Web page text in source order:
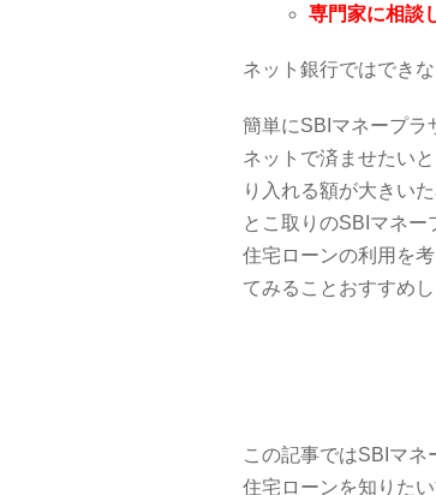
専門家に相談
ネット銀行ではでき
簡単にSBIマネープラ
ネットで済ませたい
り入れる額が大きい
とこ取りのSBIマネー
住宅ローンの利用を
てみることおすすめし
この記事ではSBIマ
住宅ローンを知りた